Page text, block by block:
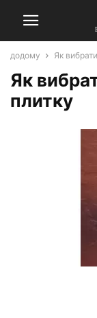
додому Як
Як
плитку